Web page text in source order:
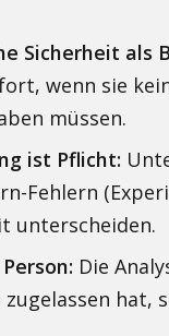
Sicherheit als
wenn sie
müssen.
ist Pflicht:
Fehlern
unterscheiden.
Die
zugelassen hat,